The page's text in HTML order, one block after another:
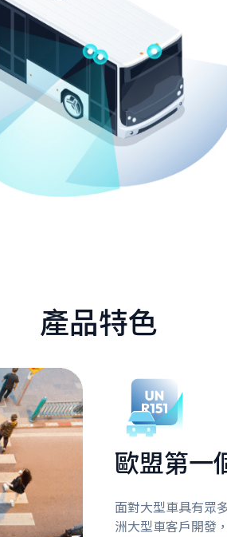
產品特色
歐盟第一
面對大型車具有眾
洲大型車客戶開發